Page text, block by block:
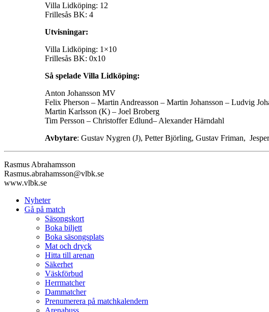
Villa Lidköping: 12
Frillesås BK: 4
Utvisningar:
Villa Lidköping: 1×10
Frillesås BK: 0x10
Så spelade Villa Lidköping:
Anton Johansson MV
Felix Pherson – Martin Andreasson – Martin Johansson – Ludvig
Martin Karlsson (K) – Joel Broberg
Tim Persson – Christoffer Edlund– Alexander Härndahl
Avbytare: Gustav Nygren (J), Petter Björling, Gustav Friman,
Rasmus Abrahamsson
Rasmus.abrahamsson@vlbk.se
www.vlbk.se
Nyheter
Gå på match
Säsongskort
Boka biljett
Boka säsongsplats
Mat och dryck
Hitta till arenan
Säkerhet
Väskförbud
Herrmatcher
Dammatcher
Prenumerera på matchkalendern
Arenabuss